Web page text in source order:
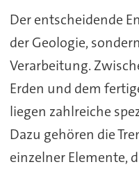
Der entscheidende
der Geologie,
Verarbeitung.
Erden und dem
liegen zahlreiche
Dazu gehören die
einzelner Elemente,